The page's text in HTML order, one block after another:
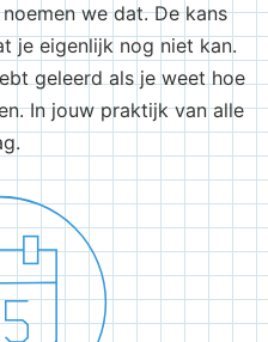
we dat. De kans
je eigenlijk nog niet kan.
geleerd als je weet hoe
In jouw praktijk van alle